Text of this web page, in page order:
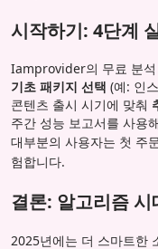
시작하기: 4단계
Iamprovider의 무료 분석
기초 패키지 선택 (예: 인
콘텐츠 출시 시기에 맞춰
주간 성능 보고서를 사용해
대부분의 사용자는 첫 주
험합니다.
결론: 알고리즘
2025년에는 더 스마트한